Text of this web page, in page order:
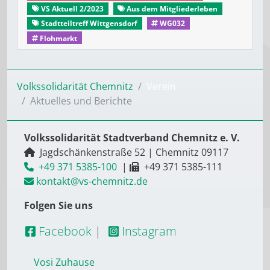
VS Aktuell 2/2023
Aus dem Mitgliederleben
Stadtteiltreff Wittgensdorf
WG032
Flohmarkt
Volkssolidarität Chemnitz
Aktuelles und Berichte
Volkssolidarität Stadtverband Chemnitz e. V.
Jagdschänkenstraße 52 | Chemnitz 09117
+49 371 5385-100 |
+49 371 5385-111
kontakt@vs-chemnitz.de
Folgen Sie uns
Facebook | Instagram
Vosi Zuhause